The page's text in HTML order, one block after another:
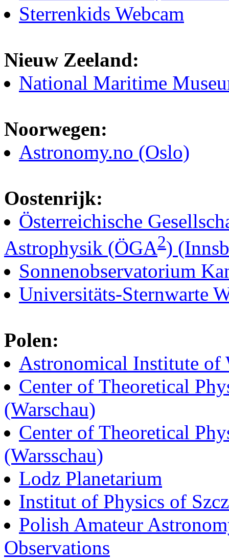
Sterrenkids Webcam
Nieuw Zeeland:
National Maritime
Noorwegen:
Astronomy.no (Oslo)
Oostenrijk:
Österreichische
Astrophysik (ÖGA2)
Sonnenobservatorium
Universitäts-Sternwarte
Polen:
Astronomical Institute
Center of Theoretical
(Warschau)
Center of Theoretical
(Warsschau)
Lodz Planetarium
Institut of Physics of
Polish Amateur
Observations